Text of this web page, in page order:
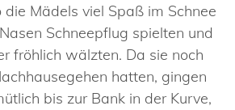
Mädels viel Spaß im Schnee
Schneepflug spielten und
fröhlich wälzten. Da sie noch
hatten, gingen
bis zur Bank in der Kurve,